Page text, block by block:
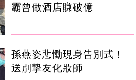
霸曾做酒店賺破億
孫燕姿悲慟現身告別式！
送別摯友化妝師